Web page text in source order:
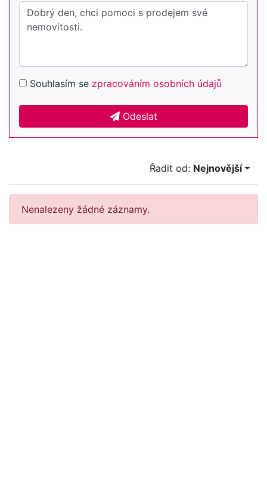
Souhlasím se zpracováním osobních údajů
Odeslat
Řadit od: Nejnovější
Nenalezeny žádné záznamy.